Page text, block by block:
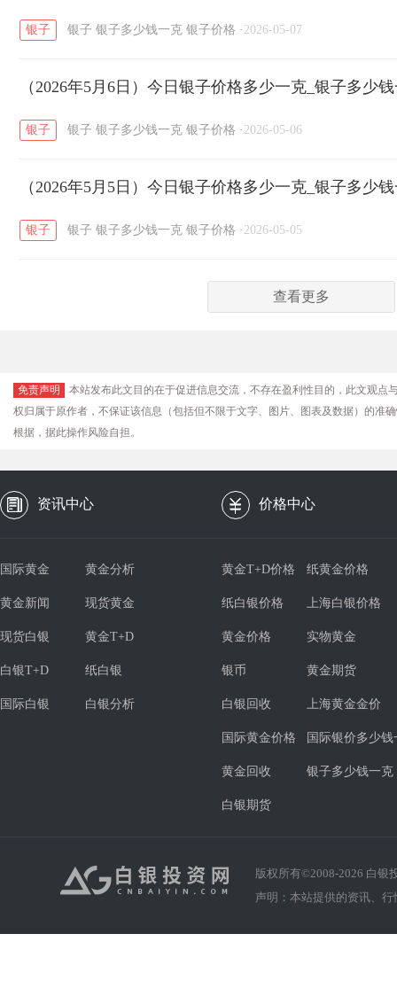
银子 银子 银子多少钱一克 银子价格 · 2026-05-07
（2026年5月6日）今日银子价格多少一克_银子多少
银子 银子 银子多少钱一克 银子价格 · 2026-05-06
（2026年5月5日）今日银子价格多少一克_银子多少
银子 银子 银子多少钱一克 银子价格 · 2026-05-05
查看更多
免责声明
本站发布此文目的在于促进信息交流，不存在盈利性目的，此文观
权归属于原作者，不保证该信息（包括但不限于文字、图片、图表及数据）的准
根据，据此操作风险自担。
资讯中心 价格中心
国际黄金 黄金分析
黄金新闻 现货黄金
现货白银 黄金T+D
白银T+D 纸白银
国际白银 白银分析
黄金T+D价格 纸黄金价格
纸白银价格 上海白银价格
黄金价格 实物黄金
银币 黄金期货
白银回收 上海黄金金价
国际黄金价格 国际银价多少钱
黄金回收 银子多少钱一克
白银期货
版权所有©2008-2026 白银
声明：本站提供的资讯、